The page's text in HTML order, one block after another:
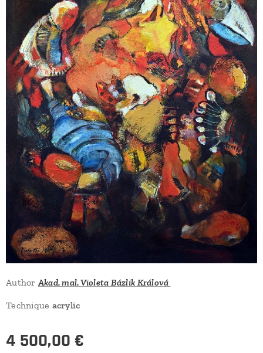
AuthorAkad. mal. Violeta Bázlik Králová
Technique acrylic
4 500,00 €